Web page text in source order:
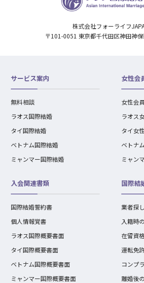
株式会社フォーライフ
〒101-0051 東京都千代田区神田神
サービス案内
無料相談
ラオス国際結婚
タイ国際結婚
ベトナム国際結婚
ミャンマー国際結婚
女性会
女性会
ラオス
タイ女
ベトナ
ミャン
入会関連書類
国際結婚誓約書
個人情報覚書
ラオス国際概要書面
タイ国際概要書面
ベトナム国際概要書面
ミャンマー国際概要書面
国際結
業者探
入籍時
在留資
運転免
コンプ
離婚後